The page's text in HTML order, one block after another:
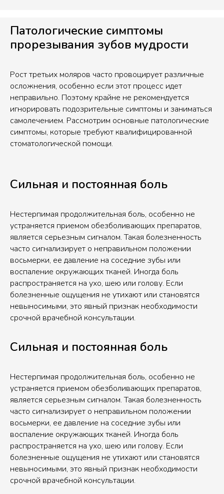
Патологические симптомы
прорезывания зубов мудрости
Рост третьих моляров часто провоцирует различные
осложнения, особенно если этот процесс идет
неправильно. Поэтому крайне не рекомендуется
игнорировать подозрительные симптомы и заниматься
самолечением. Рассмотрим основные патологические
симптомы, которые требуют квалифицированной
стоматологической помощи.
Сильная и постоянная боль
Нестерпимая продолжительная боль, особенно не
устраняется приемом обезболивающих препаратов,
является серьезным сигналом. Такая болезненность
часто сигнализирует о неправильном положении
восьмерки, ее давление на соседние зубы или
воспаление окружающих тканей. Иногда боль
распространяется на ухо, шею или голову. Если
болезненные ощущения не утихают или становятся
невыносимыми, это явный признак необходимости
срочной врачебной консультации.
Сильная и постоянная боль
Нестерпимая продолжительная боль, особенно не
устраняется приемом обезболивающих препаратов,
является серьезным сигналом. Такая болезненность
часто сигнализирует о неправильном положении
восьмерки, ее давление на соседние зубы или
воспаление окружающих тканей. Иногда боль
распространяется на ухо, шею или голову. Если
болезненные ощущения не утихают или становятся
невыносимыми, это явный признак необходимости
срочной врачебной консультации.